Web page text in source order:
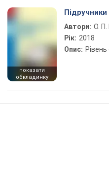
показати
обкладинку
Автори: О. П.
Рік: 2018
Опис: